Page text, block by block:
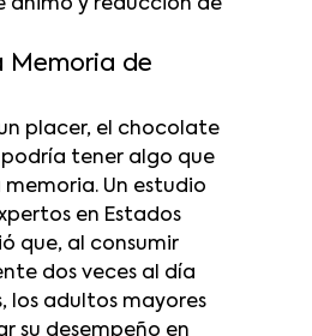
ánimo y reducción de
Memoria de
placer, el chocolate
tener algo que
Un estudio
en Estados
que, al consumir
dos veces al día
los adultos mayores
su desempeño en